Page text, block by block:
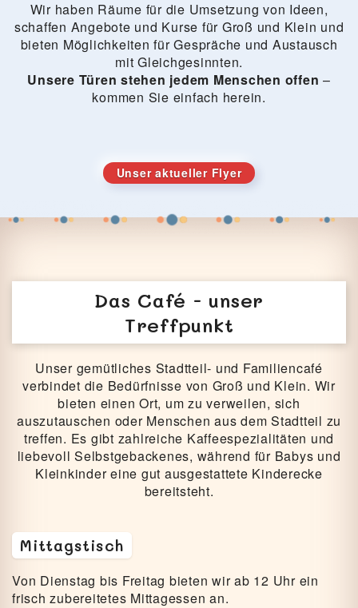
Wir haben Räume für die Umsetzung von Ideen,
schaffen Angebote und Kurse für Groß und Klein und
bieten Möglichkeiten für Gespräche und Austausch
mit Gleichgesinnten.
Unsere Türen stehen jedem Menschen offen –
kommen Sie einfach herein.
Unser aktueller Flyer
Das Café - unser
Treffpunkt
Unser gemütliches Stadtteil- und Familiencafé
verbindet die Bedürfnisse von Groß und Klein. Wir
bieten einen Ort, um zu verweilen, sich
auszutauschen oder Menschen aus dem Stadtteil zu
treffen. Es gibt zahlreiche Kaffeespezialitäten und
liebevoll Selbstgebackenes, während für Babys und
Kleinkinder eine gut ausgestattete Kinderecke
bereitsteht.
Mittagstisch
Von Dienstag bis Freitag bieten wir ab 12 Uhr ein
frisch zubereitetes Mittagessen an.